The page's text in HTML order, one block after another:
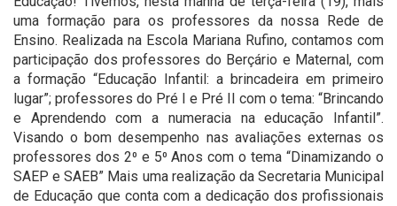
uma formação para os professores da nossa Rede de
Ensino. Realizada na Escola Mariana Rufino, contamos com
participação dos professores do Berçário e Maternal, com
a formação “Educação Infantil: a brincadeira em primeiro
lugar”; professores do Pré I e Pré II com o tema: “Brincando
e Aprendendo com a numeracia na educação Infantil”.
Visando o bom desempenho nas avaliações externas os
professores dos 2⁰ e 5⁰ Anos com o tema “Dinamizando o
SAEP e SAEB” Mais uma realização da Secretaria Municipal
de Educação que conta com a dedicação dos profissionais